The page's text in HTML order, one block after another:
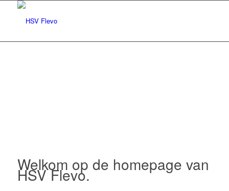
Welkom op de homepage van
HSV Flevo.